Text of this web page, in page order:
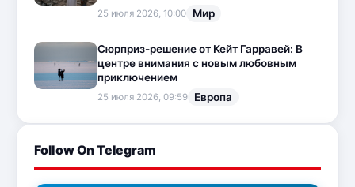
25 июля 2026, 10:00 Мир
Сюрприз-решение от Кейт Гарравей: В
центре внимания с новым любовным
приключением
25 июля 2026, 09:59 Европа
Follow On Telegram